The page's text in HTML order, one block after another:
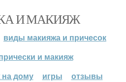
И МАКИЯЖ
виды макияжа и причесок
и макияж
на дому
игры отзывы